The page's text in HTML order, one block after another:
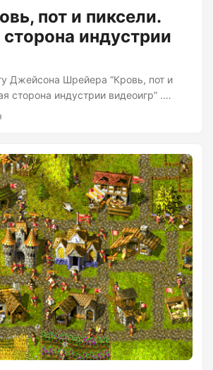
пот и пиксели.
индустрии
Джейсона Шрейера “Кровь, пот и
сторона индустрии видеоигр” .
кухню создания игр на
и как их исправляли. При этом
пытается быть беспристрастным и
сторону, не гонится за
кто кого обманул, подвел или
не обходится ни один проект). Из-
на одном дыхании, иногда как
занимательная бизнес-литература,
труду разработчиков....